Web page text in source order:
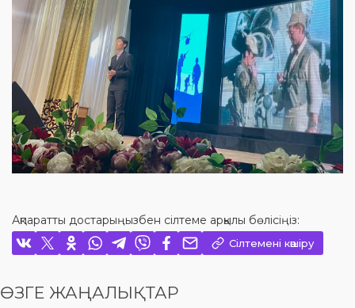
Ақпаратты достарыңызбен сілтеме арқылы бөлісіңіз:
Сілтемені көшіру
ӨЗГЕ ЖАҢАЛЫҚТАР